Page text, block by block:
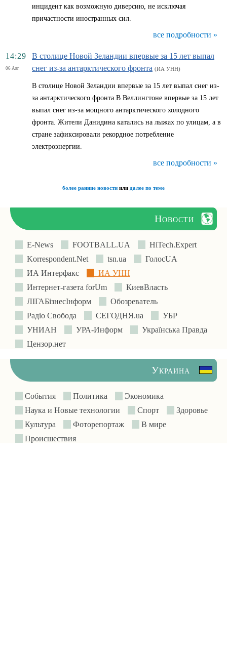
инцидент как возможную диверсию, не исключая
причастности иностранных сил.
все подробности »
14:29
06 Авг
В столице Новой Зеландии впервые за 15 лет выпал
снег из-за антарктического фронта (ИА УНН)
В столице Новой Зеландии впервые за 15 лет выпал снег из-
за антарктического фронта В Веллингтоне впервые за 15 лет
выпал снег из-за мощного антарктического холодного
фронта. Жители Данидина катались на лыжах по улицам, а в
стране зафиксировали рекордное потребление
электроэнергии.
все подробности »
более ранние новости или далее по теме
Новости
E-News FOOTBALL.UA
HiTech.Expert
Korrespondent.Net
tsn.ua
ГолосUA
ИА Интерфакс
ИА УНН
Интернет-газета forUm
КиевВласть
ЛIГАБiзнесIнформ
Обозреватель
Радіо Свобода
СЕГОДНЯ.ua
УБР
УНИАН
УРА-Информ
Українська Правда
Цензор.нет
Украина
События Политика
Экономика
Наука и Новые технологии
Спорт
Здоровье
Культура
Фоторепортаж
В мире
Происшествия